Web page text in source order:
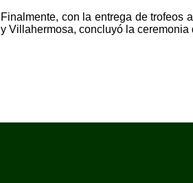
Finalmente, con la entrega de trofeos
y Villahermosa, concluyó la ceremonia